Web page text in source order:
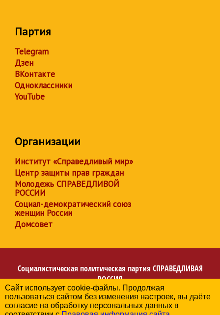
Партия
Telegram
Дзен
ВКонтакте
Одноклассники
YouTube
Организации
Институт «Справедливый мир»
Центр защиты прав граждан
Молодежь СПРАВЕДЛИВОЙ
РОССИИ
Социал-демократический союз
женщин России
Домсовет
Социалистическая политическая партия СПРАВЕДЛИВАЯ
РОССИЯ
Региональное отделение партии в Архангельской
области
© 2006-2026
Сайт использует cookie-файлы. Продолжая
пользоваться сайтом без изменения настроек, вы даёте
согласие на обработку персональных данных в